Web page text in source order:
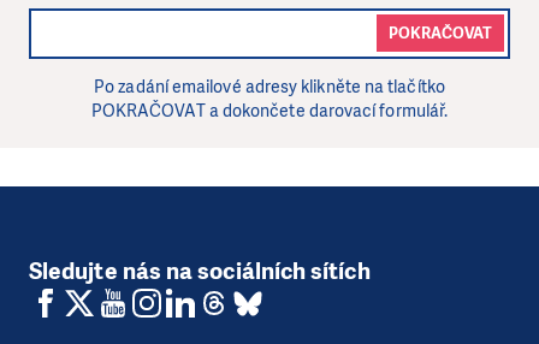
POKRAČOVAT
Po zadání emailové adresy klikněte na tlačítko
POKRAČOVAT a dokončete darovací formulář.
Sledujte nás na sociálních sítích